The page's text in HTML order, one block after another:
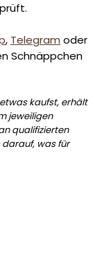
, Telegram oder
Schnäppchen
kaufst, erhält
jeweiligen
qualifizierten
darauf, was für